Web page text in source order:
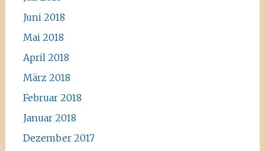
Juni 2018
Mai 2018
April 2018
März 2018
Februar 2018
Januar 2018
Dezember 2017